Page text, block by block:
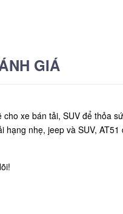
GIÁ
xe bán tải, SUV để thỏa
nhẹ, jeep và SUV,